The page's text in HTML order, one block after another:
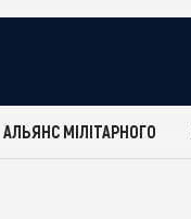
АЛЬЯНС МІЛІТАРНОГО